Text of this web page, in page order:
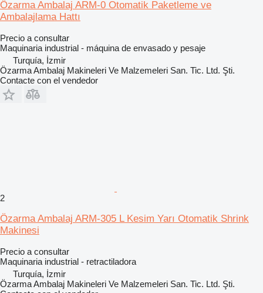
Özarma Ambalaj ARM-0 Otomatik Paketleme ve
Ambalajlama Hattı
Precio a consultar
Maquinaria industrial - máquina de envasado y pesaje
Turquía, İzmir
Özarma Ambalaj Makineleri Ve Malzemeleri San. Tic. Ltd. Şti.
Contacte con el vendedor
2
Özarma Ambalaj ARM-305 L Kesim Yarı Otomatik Shrink
Makinesi
Precio a consultar
Maquinaria industrial - retractiladora
Turquía, İzmir
Özarma Ambalaj Makineleri Ve Malzemeleri San. Tic. Ltd. Şti.